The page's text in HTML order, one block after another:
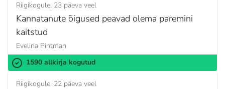
Riigikogule 23 päeva veel
Kannatanute õigused peavad olema paremini
kaitstud
Evelina Pintman
1590 allkirja kogutud
Riigikogule 22 päeva veel